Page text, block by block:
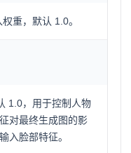
重，默认 1.0。
1.0，用于控制人物
对最终生成图的影
入脸部特征。